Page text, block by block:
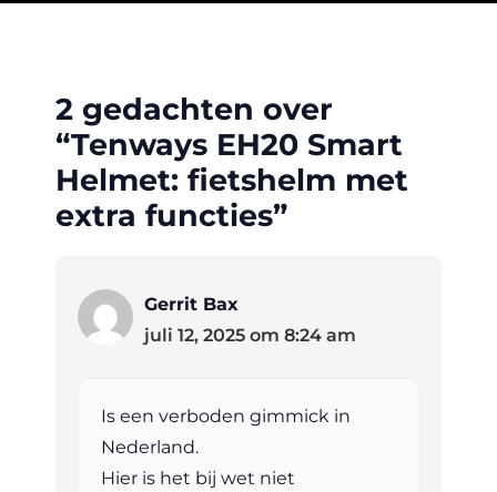
2 gedachten over
“Tenways EH20 Smart
Helmet: fietshelm met
extra functies”
Gerrit Bax
juli 12, 2025 om 8:24 am
Is een verboden gimmick in
Nederland.
Hier is het bij wet niet